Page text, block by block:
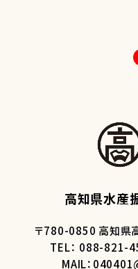
高知県水産
〒780-0850 高知県
TEL： 088-821-
MAIL：